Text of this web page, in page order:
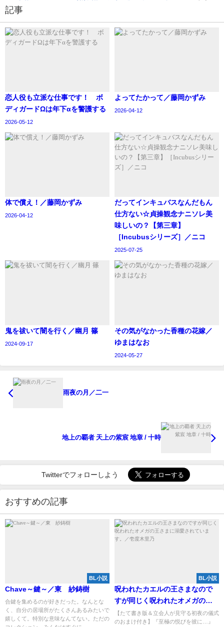
記事
恋人役も立派な仕事です！ ボ
ディガードΩは年下αを警護する
2026-05-12
よってたかって／藤岡かずみ
2026-04-12
体で償え！／藤岡かずみ
2026-04-12
‪だってインキュバスなんだもん
仕方ない☆貞操観念ナニソレ美
味しいの？【第三章】
［Incubusシリーズ］／ニコ
2025-07-25
鬼を祓いて闇を行く／幽月 篠
2024-09-17
その気がなかった香種の花嫁／
ゆまはなお
2024-05-27
雨夜の月／二一
地上の覇者 天上の紫宸 地章 / 十時
Twitterでフォローしよう
おすすめの記事
BL小説
Chave～鍵～／東 紗鋳樹
合鍵を集めるのが好きだった。なんとな
く、自分の居場所がたくさんあるみたいで
嬉しくて。特別な意味なんてない。ただの
BL小説
呪われたカエルの王さまなので
すが同じく呪われたオメガの王
さまに溺愛されています。／壱
度木里乃
【たて書き版＆立会人が見守る初夜の儀式
のおまけ付き】『至極の悦びを彼に…』